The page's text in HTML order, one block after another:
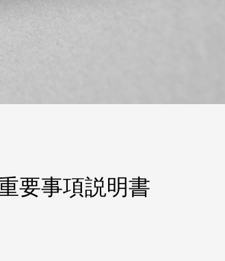
要事項説明書